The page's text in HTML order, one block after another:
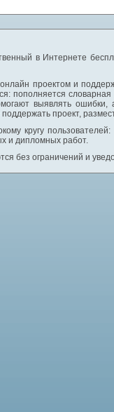
в Интернете
проектом и
пополняется
выявлять
проект,
кругу
и дипломных работ.
без ограничений и